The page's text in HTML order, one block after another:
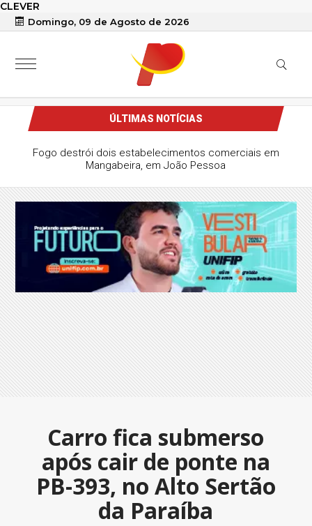
CLEVER
Domingo, 09 de Agosto de 2026
ÚLTIMAS NOTÍCIAS
Fogo destrói dois estabelecimentos comerciais em
Mangabeira, em João Pessoa
Carro fica submerso
após cair de ponte na
PB-393, no Alto Sertão
da Paraíba